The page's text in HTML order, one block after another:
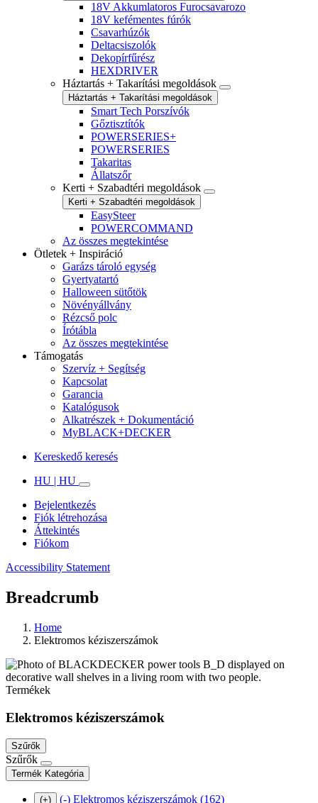
18V Akkumlatoros Furocsavarozo
18V kefémentes fúrók
Csavarhúzók
Deltacsiszolók
Dekopírfűrész
HEXDRIVER
Háztartás + Takarítási megoldások
Háztartás + Takarítási megoldások
Smart Tech Porszívók
Gőztisztítók
POWERSERIES+
POWERSERIES
Takaritas
Állatszőr
Kerti + Szabadtéri megoldások
Kerti + Szabadtéri megoldások
EasySteer
POWERCOMMAND
Az összes megtekintése
Ötletek + Inspiráció
Garázs tároló egység
Gyertyatartó
Halloween sütőtök
Növényállvány
Rézcső polc
Írótábla
Az összes megtekintése
Támogatás
Szervíz + Segítség
Kapcsolat
Garancia
Katalógusok
Alkatrészek + Dokumentáció
MyBLACK+DECKER
Kereskedő keresés
HU | HU
Bejelentkezés
Fiók létrehozása
Áttekintés
Fiókom
Accessibility Statement
Breadcrumb
Home
Elektromos kéziszerszámok
Termékek
Elektromos kéziszerszámok
Szűrők
Szűrők
Termék Kategória
(+) (-) Elektromos kéziszerszámok (162)